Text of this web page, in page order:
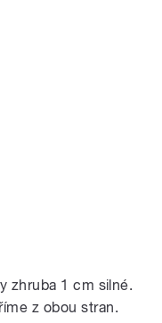
zhruba 1 cm silné.
z obou stran.